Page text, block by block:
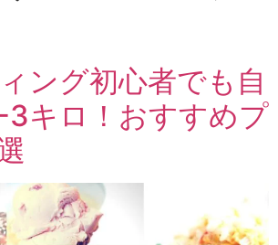
ング初心者でも自
3キロ！おすすめプ